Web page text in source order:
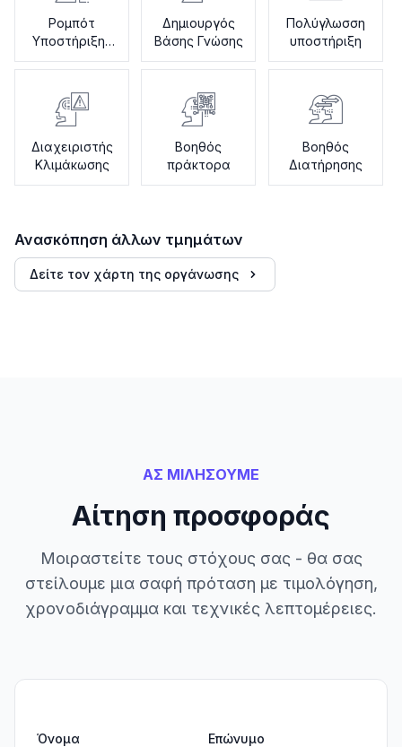
Ρομπότ
Υποστήριξης
Ενσωμάτωσης
Δημιουργός
Βάσης Γνώσης
Πολύγλωσση
υποστήριξη
Διαχειριστής
Κλιμάκωσης
Βοηθός
πράκτορα
Βοηθός
Διατήρησης
Ανασκόπηση άλλων τμημάτων
Δείτε τον χάρτη της οργάνωσης
ΑΣ ΜΙΛΗΣΟΥΜΕ
Αίτηση προσφοράς
Μοιραστείτε τους στόχους σας - θα σας
στείλουμε μια σαφή πρόταση με τιμολόγηση,
χρονοδιάγραμμα και τεχνικές λεπτομέρειες.
Όνομα Επώνυμο